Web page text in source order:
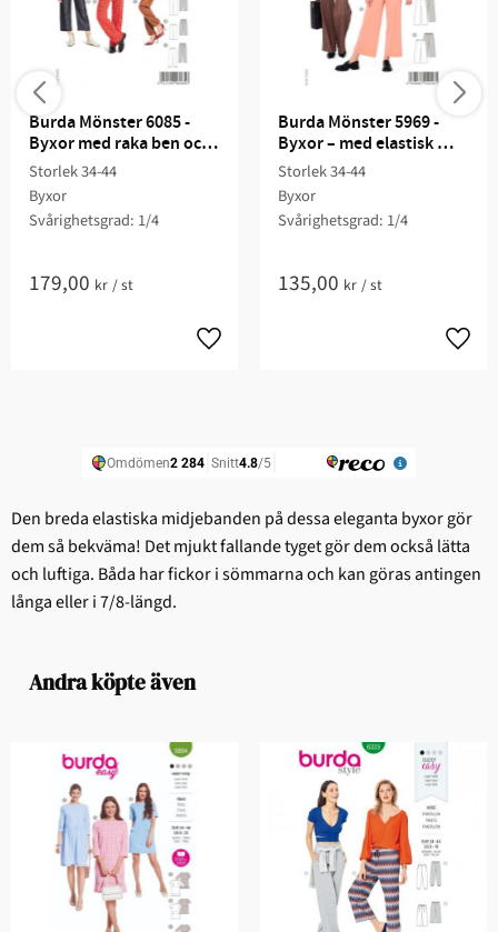
Burda Mönster 6085 -
Byxor med raka ben och
stretchmidja
Storlek 34-44
Byxor
Svårighetsgrad: 1/4​
179,00 kr /st
Burda Mönster 5969 -
Byxor – med elastisk
midja bak, vida ben
Storlek 34-44
Byxor
Svårighetsgrad: 1/4​
135,00 kr /st
Den breda elastiska midjebanden på dessa eleganta byxor gör
dem så bekväma! Det mjukt fallande tyget gör dem också lätta
och luftiga. Båda har fickor i sömmarna och kan göras antingen
långa eller i 7/8-längd.
Andra köpte även